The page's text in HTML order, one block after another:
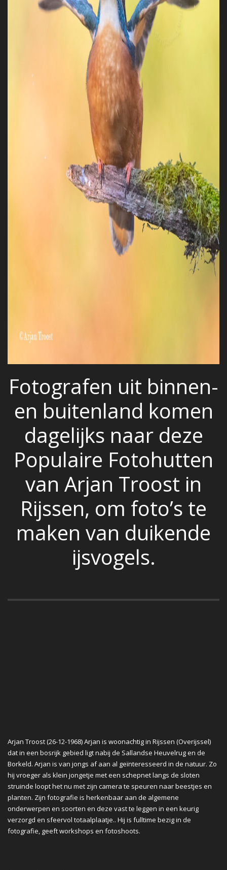
Fotografen uit binnen-
en buitenland komen
dagelijks naar deze
Populaire Fotohutten
van Arjan Troost in
Rijssen, om foto’s te
maken van duikende
ijsvogels.
Arjan Troost (26-12-1968) Arjan is woonachtig in Rijssen (Overijssel)
dat in een bosrijk gebied ligt nabij de Sallandse Heuvelrug en de
Borkeld. Arjan is van jongs af aan al geïnteresseerd in de natuur. Zo
hij vroeger als klein jongetje met een schepnet langs de sloten
struinde loopt het nu met zijn camera te speuren naar beestjes en
planten. Zijn fotografie is herkenbaar aan de algemene
onderwerpen en soorten en deze vast te leggen in een keurig
verzorgd en sfeervol totaalplaatje.. Hij is fulltime bezig in de
fotografie, geeft workshops en fotoshoots.